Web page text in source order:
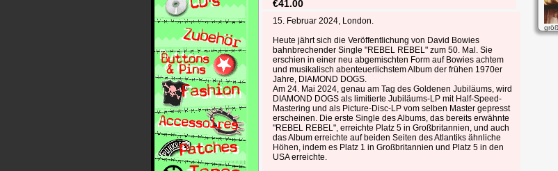
€41.00
15. Februar 2024, London.
Heute jährt sich die Veröffentlichung von David Bowies
bahnbrechender Single "REBEL REBEL" zum 50. Mal. Sie
erschien in einer neu abgemischten Form auf Bowies achtem
und musikalisch abenteuerlichstem Album der frühen 1970er
Jahre, DIAMOND DOGS.
Am 24. Mai 2024, genau am Tag des Goldenen Jubiläums, wird
DIAMOND DOGS als limitierte Jubiläums-LP mit Half-Speed-
Mastering und als Picture-Disc-LP vom selben Master gepresst
erscheinen. Die erste Single des Albums, das bereits erwähnte
"REBEL REBEL", erreichte Platz 5 in Großbritannien, und auch
das Album erreichte auf beiden Seiten des Atlantiks ähnliche
Höhen, indem es Platz 1 in Großbritannien und Platz 5 in den
USA erreichte.